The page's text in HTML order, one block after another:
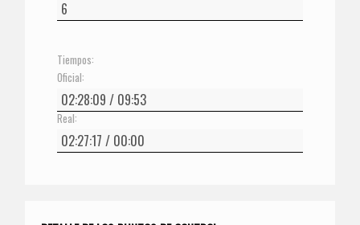
Tiempos:
Oficial:
Real: